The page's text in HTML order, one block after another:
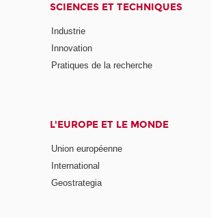
SCIENCES ET TECHNIQUES
Industrie
Innovation
Pratiques de la recherche
L'EUROPE ET LE MONDE
Union européenne
International
Geostrategia